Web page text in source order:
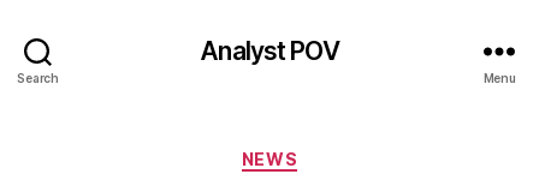
Search
Analyst POV
Menu
Categories
NEWS